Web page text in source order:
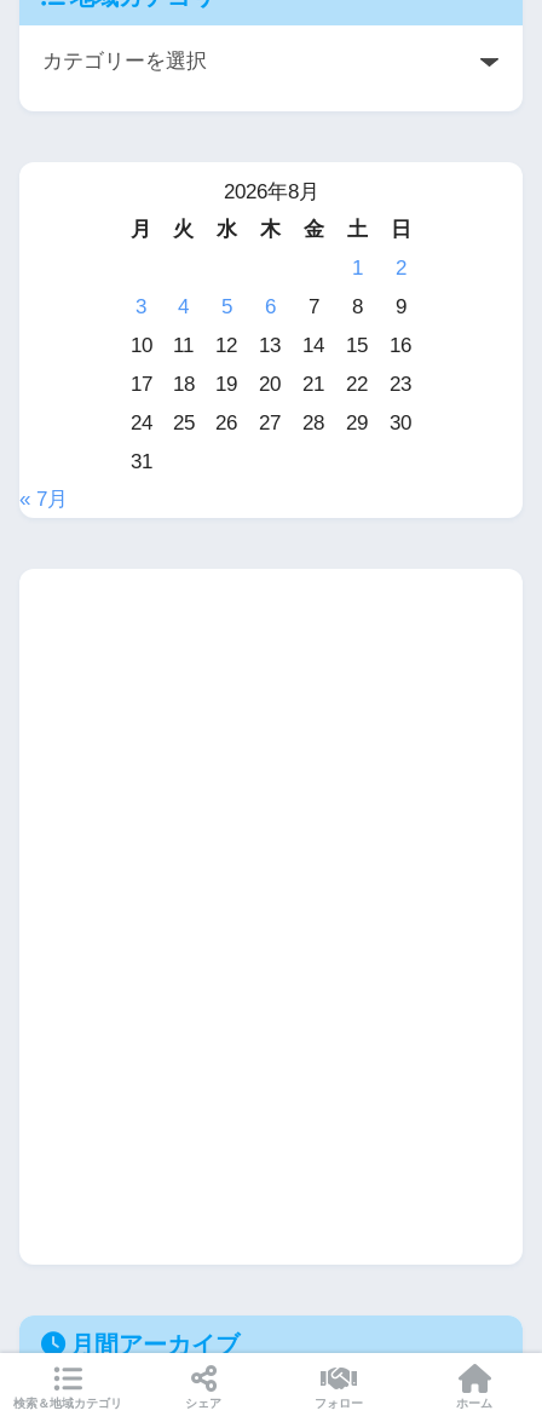
2026年8月
月
火 水 木 金 土
日
1
2
3
4 5 6 7 8
9
10
11 12 13 14 15
16
17
18 19 20 21 22
23
24
25 26 27 28 29
30
31
« 7月
月間アーカイブ
検索＆地域カテゴリ シェア フォロー ホーム